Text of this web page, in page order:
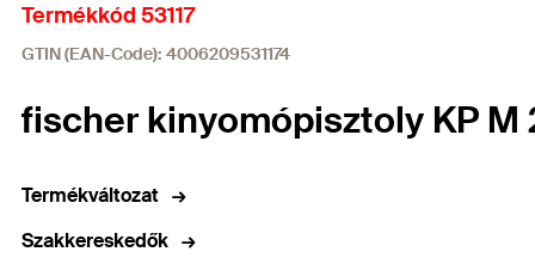
Termékkód 53117
GTIN (EAN-Code): 4006209531174
fischer kinyomópisztoly KP M
Termékváltozat
Szakkereskedők